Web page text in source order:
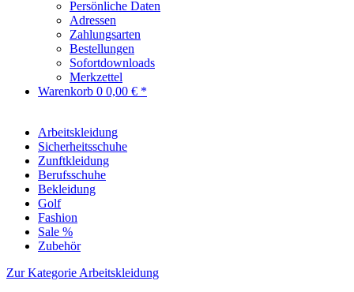
Persönliche Daten
Adressen
Zahlungsarten
Bestellungen
Sofortdownloads
Merkzettel
Warenkorb 0 0,00 € *
Arbeitskleidung
Sicherheitsschuhe
Zunftkleidung
Berufsschuhe
Bekleidung
Golf
Fashion
Sale %
Zubehör
Zur Kategorie Arbeitskleidung